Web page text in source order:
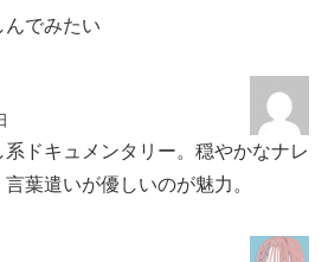
でみたい
ドキュメンタリー。穏やかなナレ
葉遣いが優しいのが魅力。